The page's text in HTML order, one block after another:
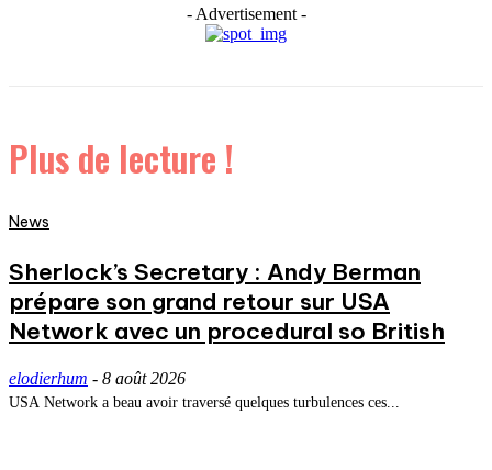
- Advertisement -
Plus de lecture !
News
Sherlock’s Secretary : Andy Berman
prépare son grand retour sur USA
Network avec un procedural so British
elodierhum - 8 août 2026
USA Network a beau avoir traversé quelques turbulences ces...